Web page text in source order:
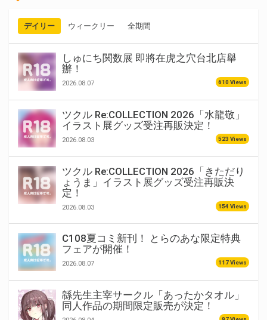
デイリー ウィークリー 全期間
しゅにち関数展 即將在虎之穴台北店舉
辦！
2026.08.07 610 Views
ツクル Re:COLLECTION 2026「水龍敬」
イラスト展グッズ受注再販決定！
2026.08.03 523 Views
ツクル Re:COLLECTION 2026「きただり
ょうま」イラスト展グッズ受注再販決
定！
2026.08.03 154 Views
C108夏コミ新刊！ とらのあな限定特典
フェアが開催！
2026.08.07 117 Views
緜先生主宰サークル「あったかタオル」
同人作品の期間限定販売が決定！